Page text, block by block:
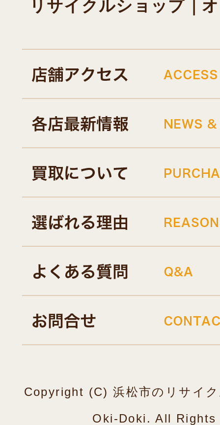
リサイクルショップ｜
Copyright (C) 浜松市のリサイ
Oki-Doki. All Rights